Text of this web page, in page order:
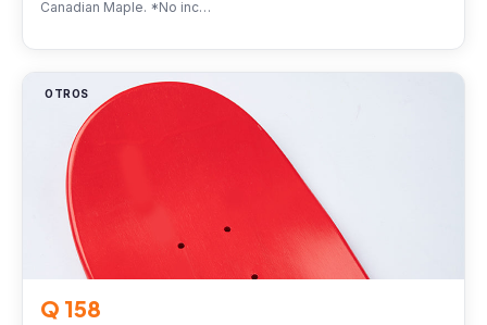
Canadian Maple. *No inc…
OTROS
Q 158